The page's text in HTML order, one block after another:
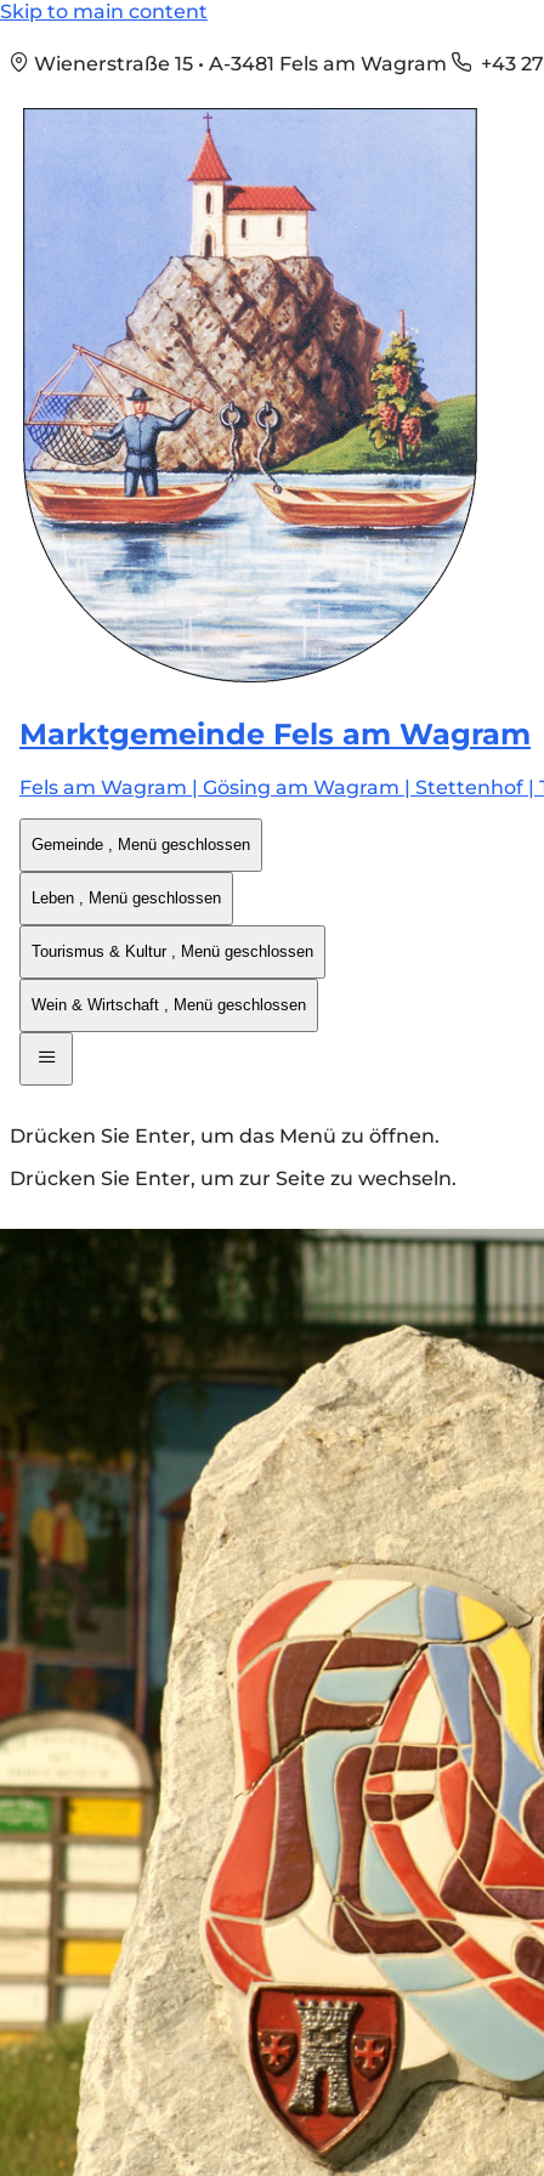
Skip to main content
Wienerstraße 15 • A-3481 Fels am Wagram +43
Marktgemeinde Fels am Wagram
Fels am Wagram | Gösing am Wagram | Stettenhof |
Gemeinde , Menü geschlossen
Leben , Menü geschlossen
Tourismus & Kultur , Menü geschlossen
Wein & Wirtschaft , Menü geschlossen
Drücken Sie Enter, um das Menü zu öffnen.
Drücken Sie Enter, um zur Seite zu wechseln.